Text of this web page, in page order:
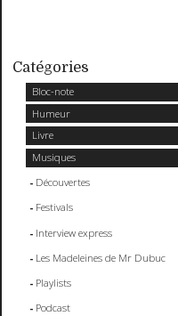
Catégories
Bloc-note
Humeur
Livre
Musiques
Découvertes
Festivals
Interview express
Les Madeleines de Mr Dubuc
Playlists
Podcast